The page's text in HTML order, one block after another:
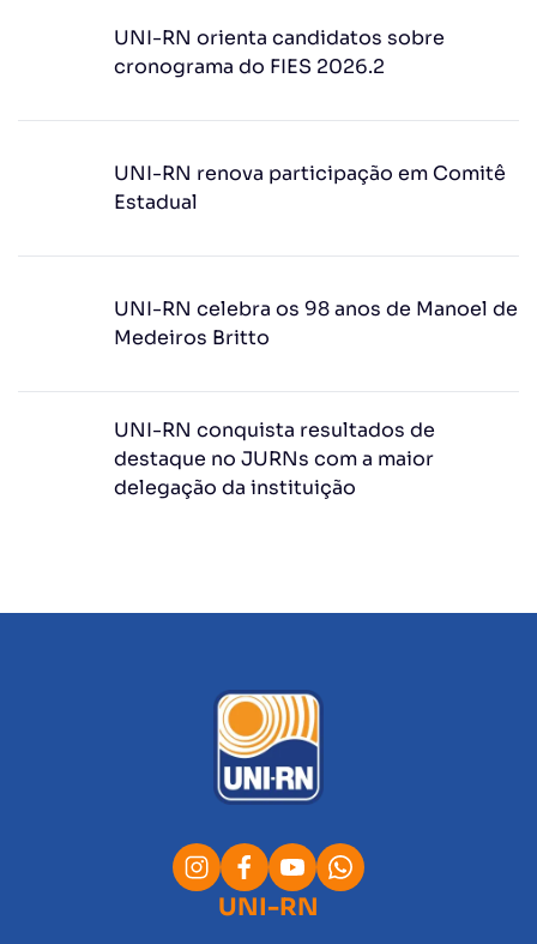
UNI-RN orienta candidatos sobre
cronograma do FIES 2026.2
UNI-RN renova participação em Comitê
Estadual
UNI-RN celebra os 98 anos de Manoel de
Medeiros Britto
UNI-RN conquista resultados de
destaque no JURNs com a maior
delegação da instituição
UNI-RN